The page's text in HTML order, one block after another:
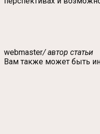
webmaster/ автор статьи
Вам также может быть